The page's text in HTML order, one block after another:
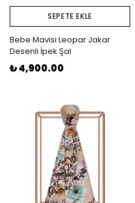
SEPETE EKLE
Bebe Mavisi Leopar Jakar
Desenli İpek Şal
₺ 4,900.00